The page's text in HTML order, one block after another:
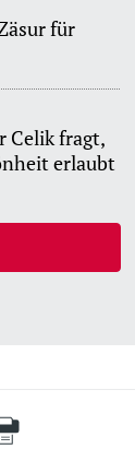
für
Celik fragt,
erlaubt